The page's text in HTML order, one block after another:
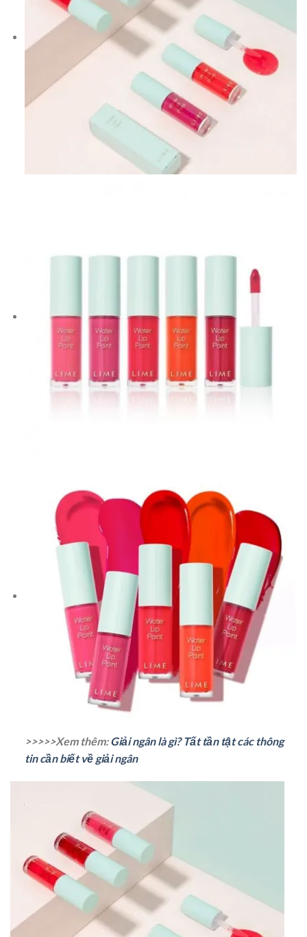
>>>>>Xem thêm:Giải ngân là gì? Tất tần tật các thông
tin cần biết về giải ngân